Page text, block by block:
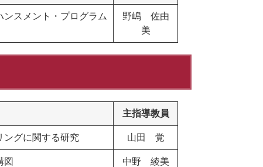
スメント・プログラム
野嶋 佐由
美
主指導教員
ングに関する研究 山田 覚
図 中野 綾美